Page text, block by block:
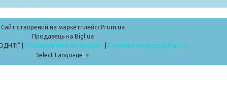
Сайт створений на маркетплейсі Prom.ua
Продавець на Bigl.ua
Поскаржитися на контент
Політика конфіденційності
Select Language ▼